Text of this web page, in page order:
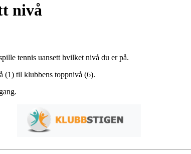
nivå
tennis uansett hvilket nivå du er på.
(1) til klubbens toppnivå (6).